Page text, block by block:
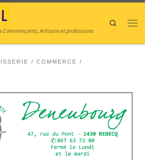
Commerçants, Artisans et professions
Search
COMMERCE